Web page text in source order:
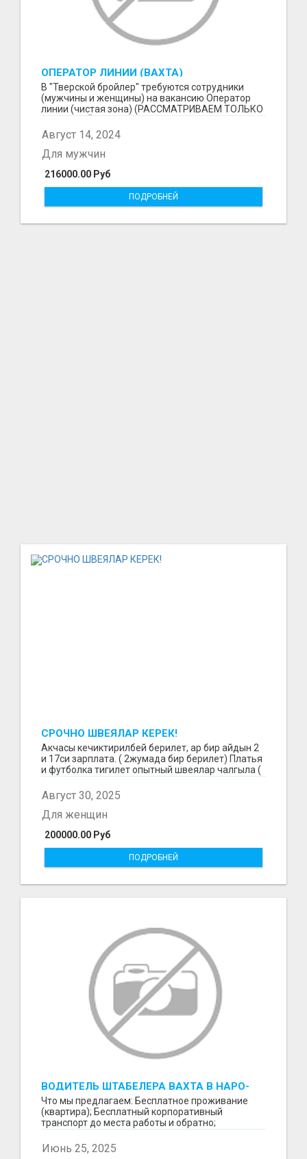
ОПЕРАТОР ЛИНИИ (ВАХТА)
В "Тверской бройлер" требуются сотрудники
(мужчины и женщины) нa вaкaнcию Оператор
линии (чистая зона) (РАССМАТРИВАЕМ ТОЛЬКО
Август 14, 2024
216000.00 Руб
Для мужчин
ПОДРОБНЕЙ
СРОЧНО ШВЕЯЛАР КЕРЕК!
Акчасы кечиктирилбей берилет, ар бир айдын 2
и 17си зарплата. ( 2жумада бир берилет) Платья
и футболка тигилет опытный швеялар чалгыла (
уйр...
Август 30, 2025
200000.00 Руб
Для женщин
ПОДРОБНЕЙ
ВОДИТЕЛЬ ШТАБЕЛЕРА ВАХТА В НАРО-
ФОМИНСКЕ
Что мы предлагаем: Бесплатное проживание
(квартира); Бесплатный корпоративный
транспорт до места работы и обратно;
Июнь 25, 2025